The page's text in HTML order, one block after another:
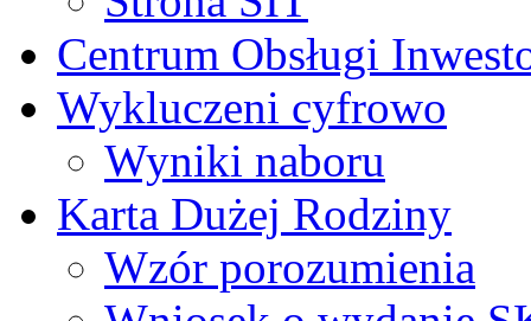
Centrum Obsługi
Wykluczeni cyfrowo
Wyniki naboru
Karta Dużej Rodziny
Wzór porozumienia